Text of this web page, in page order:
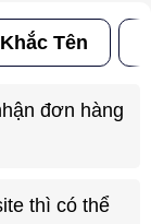
Khắc Tên
đơn hàng
thì có thể